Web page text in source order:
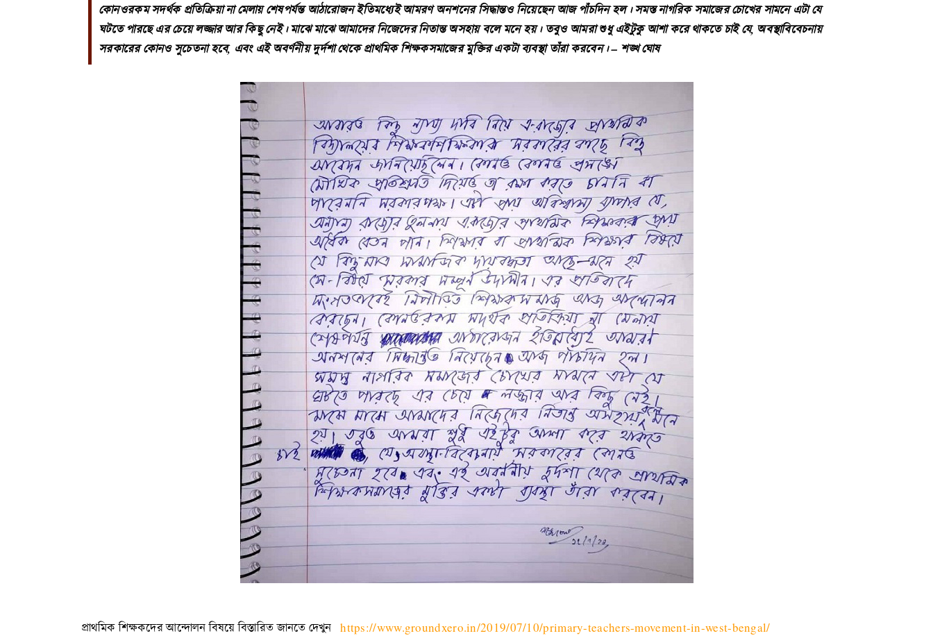
কোনওরকম সদর্থক প্রতিক্রিয়া না মেলায় শেষপর্যন্ত আঠারোজন ইতিমধ্যেই আমরণ অনশনের সিদ্ধান্তও নিয়েছেন আজ পাঁচদিন হল। সমস্ত নাগরিক সমাজের চোখের সামনে এটা যে
ঘটতে পারছে এর চেয়ে লজ্জার আর কিছু নেই। মাঝে মাঝে আমাদের নিজেদের নিতান্ত অসহায় বলে মনে হয়। তবুও আমরা শুধু এইটুকু আশা করে থাকতে চাই যে, অবস্থাবিবেচনায়
সরকারের কোনও সুচেতনা হবে, এবং এই অবর্ণনীয় দুর্দশা থেকে প্রাথমিক শিক্ষকসমাজের মুক্তির একটা ব্যবস্থা তাঁরা করবেন।– শঙ্খ ঘোষ
প্রাথমিক শিক্ষকদের আন্দোলন বিষয়ে বিস্তারিত জানতে দেখুনhttps://www.groundxero.in/2019/07/10/primary-teachers-movement-in-west-bengal/